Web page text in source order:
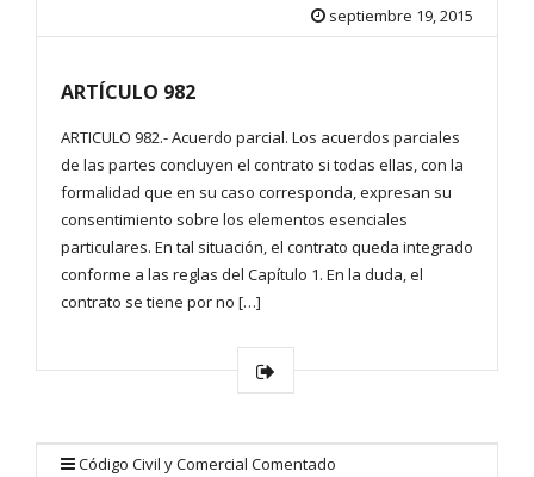
septiembre 19, 2015
ARTÍCULO 982
ARTICULO 982.- Acuerdo parcial. Los acuerdos parciales
de las partes concluyen el contrato si todas ellas, con la
formalidad que en su caso corresponda, expresan su
consentimiento sobre los elementos esenciales
particulares. En tal situación, el contrato queda integrado
conforme a las reglas del Capítulo 1. En la duda, el
contrato se tiene por no […]
Código Civil y Comercial Comentado